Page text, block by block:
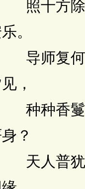
方除
。
复何
，
香鬘
？
普犹